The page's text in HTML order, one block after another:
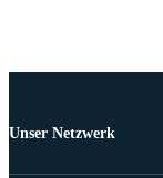
Unser Netzwerk